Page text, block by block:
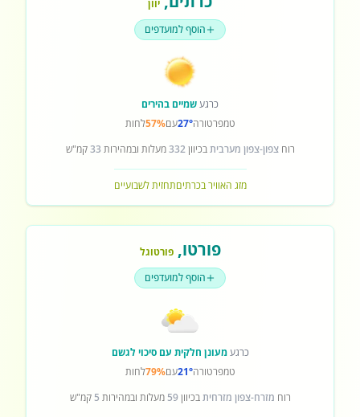
יוון
הוסף למועדפים
כרגעשמיים בהירים
טמפרטורה27°עם57%לחות
רוחצפון-צפון מערביתבכיוון332מעלות ובמהירות 33קמ"ש
מזג האוויר בכרתיםתחזית לשבועיים
פורטו,פורטוגל
הוסף למועדפים
כרגעמעונן חלקית עם סיכוי לגשם
טמפרטורה21°עם79%לחות
רוח מזרח-צפון מזרחיתבכיוון59 מעלות ובמהירות 5 קמ"ש